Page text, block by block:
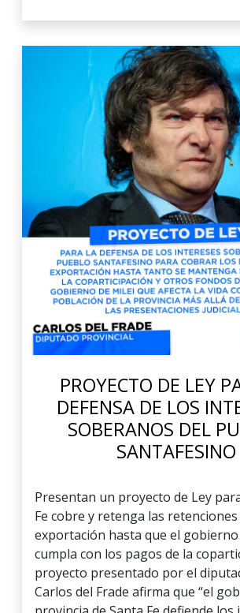
PROYECTO DE LEY
DEFENSA DE LOS
SOBERANOS DEL
SANTAFESINO
Presentan un proyecto de Ley
Fe cobre y retenga las retenciones
exportación hasta que el
cumpla con los pagos de la
proyecto presentado por el
Carlos del Frade afirma que “el